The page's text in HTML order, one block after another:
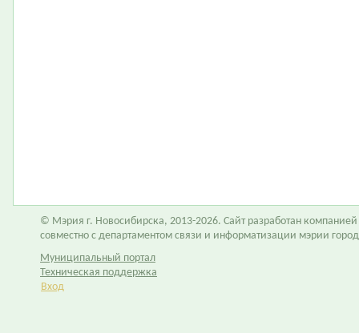
© Мэрия г. Новосибирска, 2013-2026. Сайт разработан компанией
совместно с департаментом связи и информатизации мэрии
Муниципальный портал
Техническая поддержка
Вход